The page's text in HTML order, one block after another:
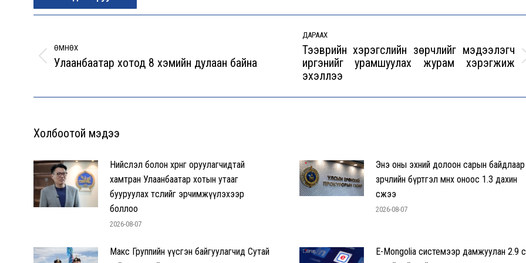
ӨМНӨХ
Previous
Улаанбаатар хотод 8 хэмийн дулаан байна
ДАРААХ
Next
post:
Тээврийн хэрэгслийн зөрчлийг мэдээлэгч
иргэнийг урамшуулах журам хэрэгжиж
эхэллээ
Холбоотой мэдээ
Нийслэл болон хөрөнгө оруулагчидтай
хамтран Улаанбаатар хотын утааг
бууруулах төслийг эрчимжүүлэхээр
боллоо
2026-08-07
Энэ оны эхний долоон сарын байдлаар
зөрчлийн бүртгэл өмнөх оноос 1.3 дахин
өсжээ
2026-08-07
Макс Группийн үүсгэн байгуулагчид Сутай
E-Mongolia системээр дамжуулан 2.9